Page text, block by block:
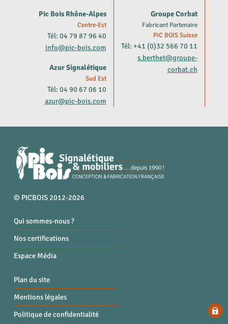
Pic Bois Rhône-Alpes
Centre-Est
Tél: 04 79 87 96 40
info@pic-bois.com
Azur Signalétique
Sud Est
Tél: 04 90 67 06 10
azur@pic-bois.com
Groupe Corbat
Fabricant Partenaire
PIC BOIS Suisse
Tél: +41 (0)32 566 70 11
s.berthet@groupe-
corbat.ch
© PICBOIS 2012-2026
Qui sommes-nous ?
Nos certifications
Espace Média
Plan du site
Mentions légales
Politique de confidentialité